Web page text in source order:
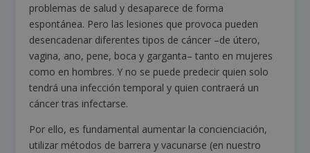
problemas de salud y desaparece de forma
espontánea. Pero las lesiones que provoca pueden
desencadenar diferentes tipos de cáncer –de útero,
vagina, ano, pene, boca y garganta– tanto en mujeres
como en hombres. Y no se puede predecir quien solo
tendrá una infección temporal y quien contraerá un
cáncer tras infectarse.
Por ello, es fundamental aumentar la concienciación,
utilizar métodos de barrera y vacunarse (en nuestro